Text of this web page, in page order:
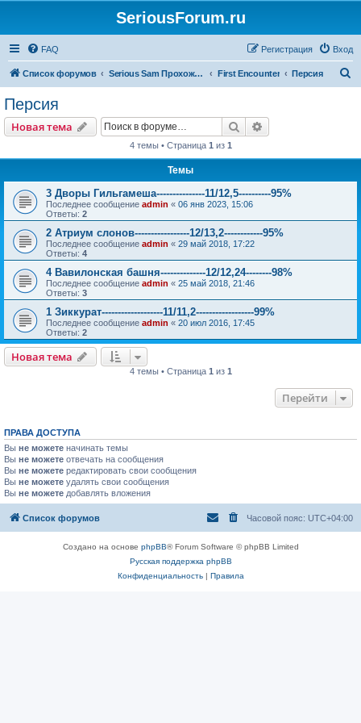
SeriousForum.ru
FAQ Вход
Регистрация
Список форумов Serious Sam Прохождения First Encounter Персия
Персия
Новая тема Поиск
4 темы • Страница 1 из 1
Темы
3 Дворы Гильгамеша---------------11/12,5----------95%
Последнее сообщение admin « 06 янв 2023, 15:06
Ответы: 2
2 Атриум слонов-----------------12/13,2------------95%
Последнее сообщение admin « 29 май 2018, 17:22
Ответы: 4
4 Вавилонская башня--------------12/12,24--------98%
Последнее сообщение admin « 25 май 2018, 21:46
Ответы: 3
1 Зиккурат-------------------11/11,2------------------99%
Последнее сообщение admin « 20 июл 2016, 17:45
Ответы: 2
Новая тема
4 темы • Страница 1 из 1
Перейти
ПРАВА ДОСТУПА
Вы не можете начинать темы
Вы не можете отвечать на сообщения
Вы не можете редактировать свои сообщения
Вы не можете удалять свои сообщения
Вы не можете добавлять вложения
Список форумов Часовой пояс: UTC+04:00
Создано на основе phpBB® Forum Software © phpBB Limited
Русская поддержка phpBB
Конфиденциальность| Правила